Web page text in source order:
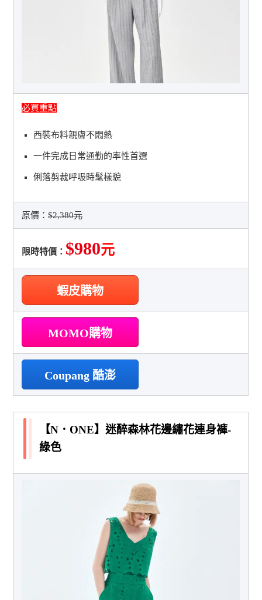
必買重點
西裝布料親膚不悶熱
一件完成日常通勤的率性首選
俐落剪裁呼吸時髦樣貌
原價：$2,380元
限時特價： $980元
蝦皮購物
MOMO購物
Coupang 酷澎
【N．ONE】迷醉森林花邊繡花連身褲-
綠色